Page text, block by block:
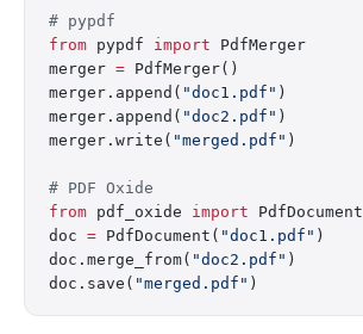
# pypdf
from pypdf import PdfMerger
merger = PdfMerger()
merger.append( "doc1.pdf" )
merger.append( "doc2.pdf" )
merger.write( "merged.pdf" )
# PDF Oxide
from pdf_oxide import PdfDocument
doc = PdfDocument( "doc1.pdf" )
doc.merge_from( "doc2.pdf" )
doc.save( "merged.pdf" )